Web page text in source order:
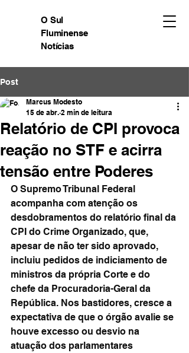
O Sul
Fluminense
Notícias
Post
Relatório de CPI provoca
reação no STF e acirra
tensão entre Poderes
Marcus Modesto
15 de abr. 2 min de leitura
O Supremo Tribunal Federal
acompanha com atenção os
desdobramentos do relatório final da
CPI do Crime Organizado, que,
apesar de não ter sido aprovado,
incluiu pedidos de indiciamento de
ministros da própria Corte e do
chefe da Procuradoria-Geral da
República. Nos bastidores, cresce a
expectativa de que o órgão avalie se
houve excesso ou desvio na
atuação dos parlamentares